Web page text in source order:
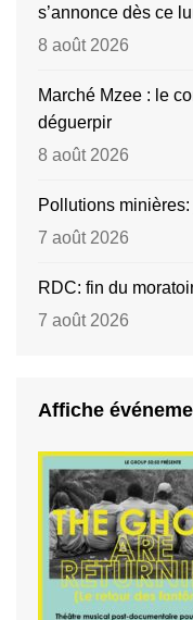
s’annonce dès ce
8 août 2026
Marché Mzee : le
déguerpir
8 août 2026
Pollutions
7 août 2026
RDC: fin du
7 août 2026
Affiche